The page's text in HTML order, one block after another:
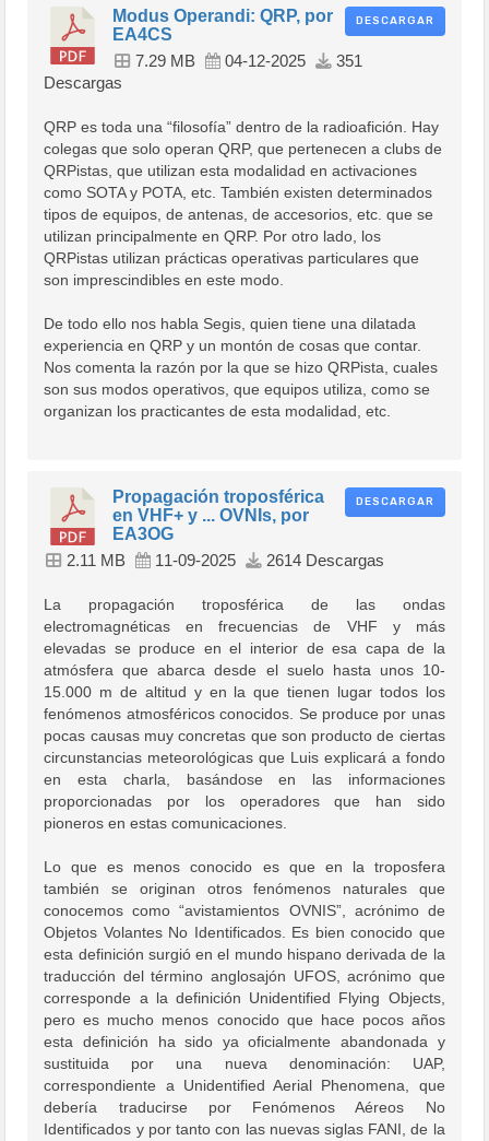
DESCARGAR
Modus Operandi: QRP, por
EA4CS
7.29 MB 04-12-2025
351
Descargas
QRP es toda una “filosofía” dentro de la radioafición. Hay
colegas que solo operan QRP, que pertenecen a clubs de
QRPistas, que utilizan esta modalidad en activaciones
como SOTA y POTA, etc. También existen determinados
tipos de equipos, de antenas, de accesorios, etc. que se
utilizan principalmente en QRP. Por otro lado, los
QRPistas utilizan prácticas operativas particulares que
son imprescindibles en este modo.
De todo ello nos habla Segis, quien tiene una dilatada
experiencia en QRP y un montón de cosas que contar.
Nos comenta la razón por la que se hizo QRPista, cuales
son sus modos operativos, que equipos utiliza, como se
organizan los practicantes de esta modalidad, etc.
DESCARGAR
Propagación troposférica
en VHF+ y ... OVNIs, por
EA3OG
2.11 MB 11-09-2025 2614 Descargas
La propagación troposférica de las ondas
electromagnéticas en frecuencias de VHF y más
elevadas se produce en el interior de esa capa de la
atmósfera que abarca desde el suelo hasta unos 10-
15.000 m de altitud y en la que tienen lugar todos los
fenómenos atmosféricos conocidos. Se produce por unas
pocas causas muy concretas que son producto de ciertas
circunstancias meteorológicas que Luis explicará a fondo
en esta charla, basándose en las informaciones
proporcionadas por los operadores que han sido
pioneros en estas comunicaciones.
Lo que es menos conocido es que en la troposfera
también se originan otros fenómenos naturales que
conocemos como “avistamientos OVNIS”, acrónimo de
Objetos Volantes No Identificados. Es bien conocido que
esta definición surgió en el mundo hispano derivada de la
traducción del término anglosajón UFOS, acrónimo que
corresponde a la definición Unidentified Flying Objects,
pero es mucho menos conocido que hace pocos años
esta definición ha sido ya oficialmente abandonada y
sustituida por una nueva denominación: UAP,
correspondiente a Unidentified Aerial Phenomena, que
debería traducirse por Fenómenos Aéreos No
Identificados y por tanto con las nuevas siglas FANI, de la